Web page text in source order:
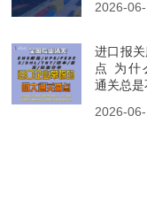
2026-
进口报
点 为什
通关总是
2026-